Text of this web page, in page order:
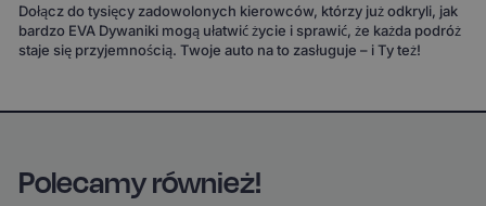
Dołącz do tysięcy zadowolonych kierowców, którzy już odkryli, jak
bardzo EVA Dywaniki mogą ułatwić życie i sprawić, że każda podróż
staje się przyjemnością. Twoje auto na to zasługuje – i Ty też!
Polecamy również!